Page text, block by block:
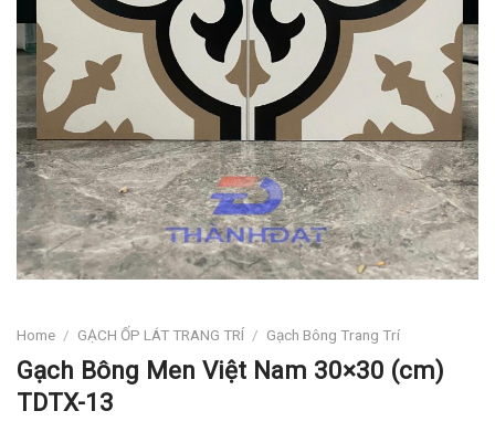
Home / GẠCH ỐP LÁT TRANG TRÍ / Gạch Bông Trang Trí
Gạch Bông Men Việt Nam 30×30 (cm)
TDTX-13